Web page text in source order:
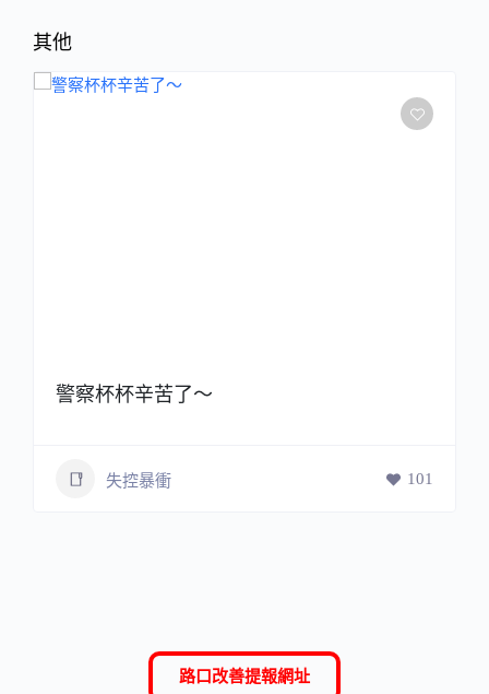
其他
警察杯杯辛苦了～
失控暴衝 101
路口改善提報網址